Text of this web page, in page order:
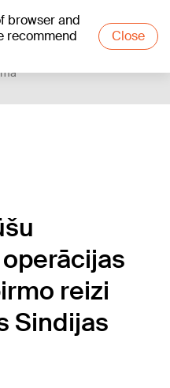
browser and
recommend
Close
reizi
Sindijas